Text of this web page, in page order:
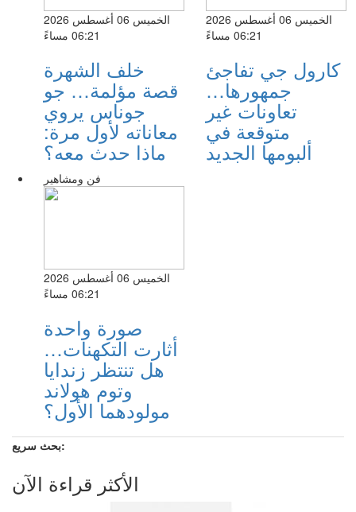
الخميس 06 أغسطس 2026
06:21 مساءً
خلف الشهرة
قصة مؤلمة… جو
جوناس يروي
معاناته لأول مرة:
ماذا حدث معه؟
الخميس 06 أغسطس 2026
06:21 مساءً
كارول جي تفاجئ
جمهورها…
تعاونات غير
متوقعة في
ألبومها الجديد
فن ومشاهير
الخميس 06 أغسطس 2026
06:21 مساءً
صورة واحدة
أثارت التكهنات…
هل تنتظر زندايا
وتوم هولاند
مولودهما الأول؟
بحث سريع:
الأكثر قراءة الآن